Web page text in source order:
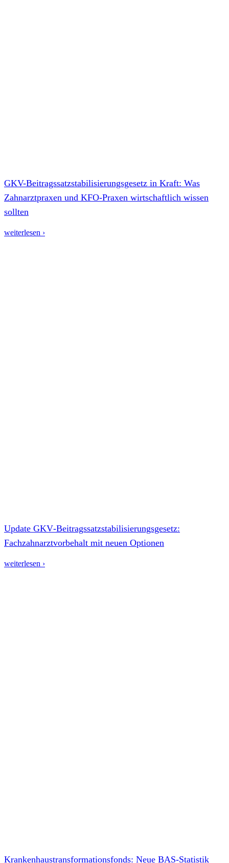
GKV-Beitragssatzstabilisierungsgesetz in Kraft: Was
Zahnarztpraxen und KFO-Praxen wirtschaftlich wissen
sollten
weiterlesen ›
Update GKV‑Beitragssatzstabilisierungsgesetz:
Fachzahnarztvorbehalt mit neuen Optionen
weiterlesen ›
Krankenhaustransformationsfonds: Neue BAS-Statistik